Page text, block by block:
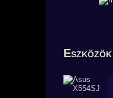
Eszközök